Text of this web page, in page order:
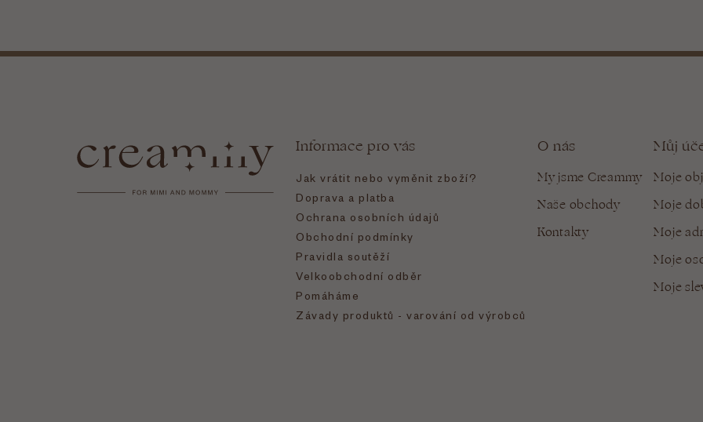
Informace pro vás
Jak vrátit nebo vyměnit zboží?
Doprava a platba
Ochrana osobních údajů
Obchodní podmínky
Pravidla soutěží
Velkoobchodní odběr
Pomáháme
Závady produktů - varování od výrobců
O nás
My jsme Creammy
Naše obchody
Kontakty
Můj
Moje
Moje
Moje
Moje
Moje